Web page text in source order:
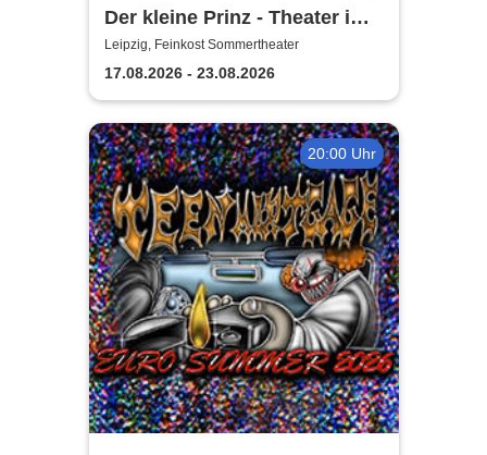
Der kleine Prinz - Theater im
Herzen
Leipzig, Feinkost Sommertheater
17.08.2026 - 23.08.2026
20:00 Uhr